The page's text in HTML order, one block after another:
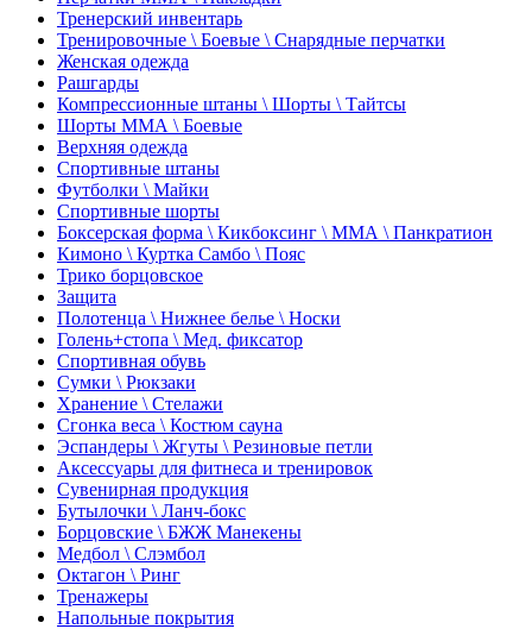
Тренерский инвентарь
Тренировочные \ Боевые \ Снарядные перчатки
Женская одежда
Рашгарды
Компрессионные штаны \ Шорты \ Тайтсы
Шорты ММА \ Боевые
Верхняя одежда
Спортивные штаны
Футболки \ Майки
Спортивные шорты
Боксерская форма \ Кикбоксинг \ ММА \ Панкратион
Кимоно \ Куртка Самбо \ Пояс
Трико борцовское
Защита
Полотенца \ Нижнее белье \ Носки
Голень+стопа \ Мед. фиксатор
Спортивная обувь
Сумки \ Рюкзаки
Хранение \ Стелажи
Сгонка веса \ Костюм сауна
Эспандеры \ Жгуты \ Резиновые петли
Аксессуары для фитнеса и тренировок
Сувенирная продукция
Бутылочки \ Ланч-бокс
Борцовские \ БЖЖ Манекены
Медбол \ Слэмбол
Октагон \ Ринг
Тренажеры
Напольные покрытия